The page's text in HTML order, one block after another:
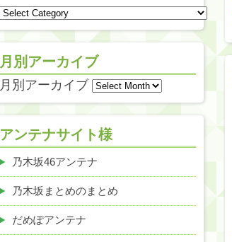
月別アーカイブ
月別アーカイブ
アンテナサイト様
乃木坂46アンテナ
乃木坂まとめのまとめ
だめぽアンテナ